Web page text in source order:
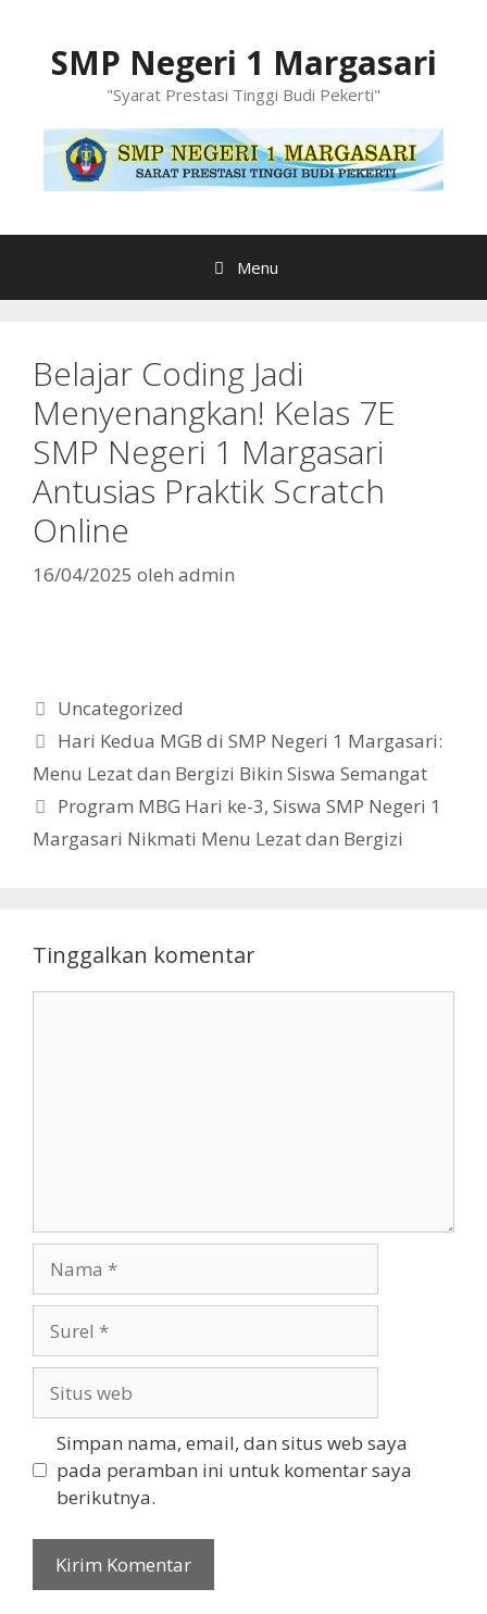
SMP Negeri 1 Margasari
"Syarat Prestasi Tinggi Budi Pekerti"
Menu
Belajar Coding Jadi
Menyenangkan! Kelas 7E
SMP Negeri 1 Margasari
Antusias Praktik Scratch
Online
16/04/2025 oleh admin
Kategori
Uncategorized
Hari Kedua MGB di SMP Negeri 1 Margasari:
Menu Lezat dan Bergizi Bikin Siswa Semangat
Program MBG Hari ke-3, Siswa SMP Negeri 1
Margasari Nikmati Menu Lezat dan Bergizi
Tinggalkan komentar
web
Simpan nama, email, dan situs web saya
pada peramban ini untuk komentar saya
berikutnya.